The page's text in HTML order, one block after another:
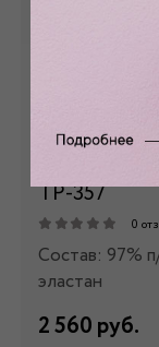
Трикотаж
ТР-357
0
Состав: 97%
эластан
2 560 руб.